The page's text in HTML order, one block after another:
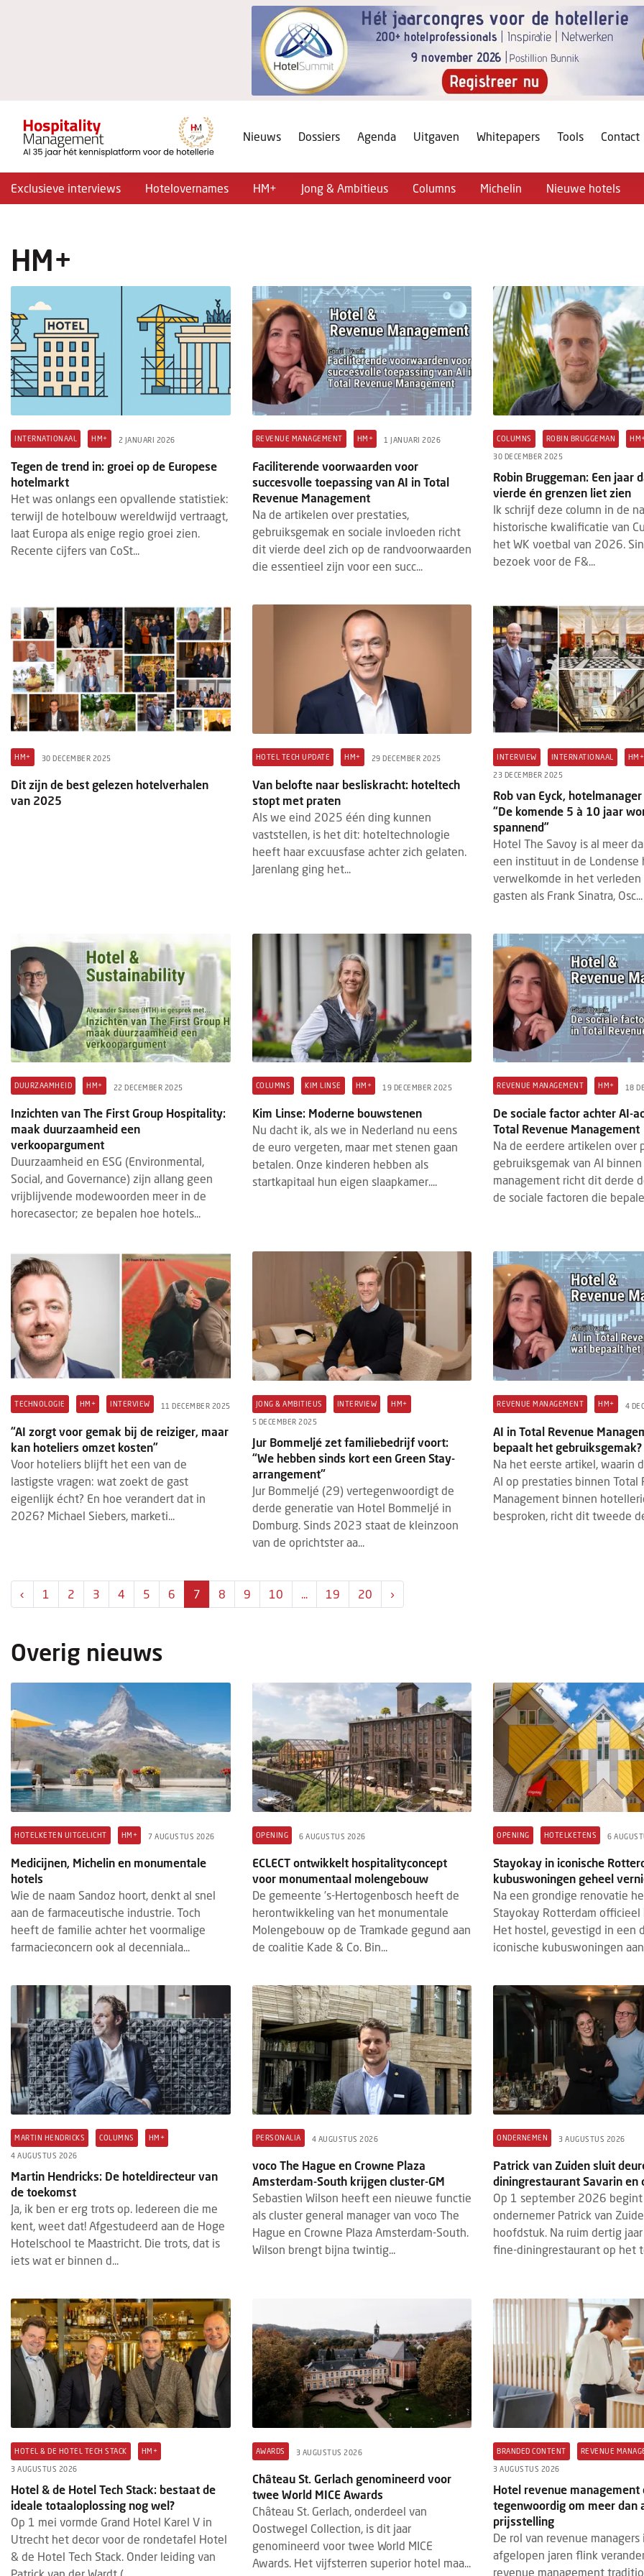
Nieuws Dossiers Agenda Uitgaven Whitepapers Tools Contact
Exclusieve interviews Hotelovernames HM+ Jong & Ambitieus Columns Michelin Nieuwe hotels
HM+
INTERNATIONAAL HM+ 2 JANUARI 2026
Tegen de trend in: groei op de Europese
hotelmarkt
Het was onlangs een opvallende statistiek:
terwijl de hotelbouw wereldwijd vertraagt,
laat Europa als enige regio groei zien.
Recente cijfers van CoSt...
REVENUE MANAGEMENT HM+ 1 JANUARI 2026
Faciliterende voorwaarden voor
succesvolle toepassing van AI in Total
Revenue Management
Na de artikelen over prestaties,
gebruiksgemak en sociale invloeden richt
dit vierde deel zich op de randvoorwaarden
die essentieel zijn voor een succ...
COLUMNS ROBIN BRUGGEMAN
30 DECEMBER 2025
Robin Bruggeman: Een jaar
vierde én grenzen liet zien
Ik schrijf deze column in de
historische kwalificatie van
het WK voetbal van 2026.
bezoek voor de F&...
HM+ 30 DECEMBER 2025
Dit zijn de best gelezen hotelverhalen
van 2025
HOTEL TECH UPDATE HM+ 29 DECEMBER 2025
Van belofte naar besliskracht: hoteltech
stopt met praten
Als we eind 2025 één ding kunnen
vaststellen, is het dit: hoteltechnologie
heeft haar excuusfase achter zich gelaten.
Jarenlang ging het...
INTERVIEW INTERNATIONAAL HM+
23 DECEMBER 2025
Rob van Eyck,
“De komende 5 à 10 jaar
spannend”
Hotel The Savoy is al meer
een instituut in de Londense
verwelkomde in het
gasten als Frank Sinatra, Osc...
DUURZAAMHEID HM+ 22 DECEMBER 2025
Inzichten van The First Group Hospitality:
maak duurzaamheid een
verkoopargument
Duurzaamheid en ESG (Environmental,
Social, and Governance) zijn allang geen
vrijblijvende modewoorden meer in de
horecasector; ze bepalen hoe hotels...
COLUMNS KIM LINSE HM+ 19 DECEMBER 2025
Kim Linse: Moderne bouwstenen
Nu dacht ik, als we in Nederland nu eens
de euro vergeten, maar met stenen gaan
betalen. Onze kinderen hebben als
startkapitaal hun eigen slaapkamer....
REVENUE MANAGEMENT HM+ 18
De sociale factor achter AI-
Total Revenue Management
Na de eerdere artikelen over
gebruiksgemak van AI
management richt dit derde
de sociale factoren die
TECHNOLOGIE HM+ INTERVIEW 11 DECEMBER 2025
“AI zorgt voor gemak bij de reiziger, maar
kan hoteliers omzet kosten”
Voor hoteliers blijft het een van de
lastigste vragen: wat zoekt de gast
eigenlijk écht? En hoe verandert dat in
2026? Michael Siebers, marketi...
JONG & AMBITIEUS INTERVIEW HM+
5 DECEMBER 2025
Jur Bommeljé zet familiebedrijf voort:
“We hebben sinds kort een Green Stay-
arrangement"
Jur Bommeljé (29) vertegenwoordigt de
derde generatie van Hotel Bommeljé in
Domburg. Sinds 2023 staat de kleinzoon
van de oprichtster aa...
REVENUE MANAGEMENT HM+ 4
AI in Total Revenue
bepaalt het gebruiksgemak?
Na het eerste artikel, waarin
AI op prestaties binnen Total
Management binnen
besproken, richt dit tweede
‹ 1 2 3 4 5 6 7 8 9 10 ... 19 20 ›
Overig nieuws
HOTELKETEN UITGELICHT HM+ 7 AUGUSTUS 2026
Medicijnen, Michelin en monumentale
hotels
Wie de naam Sandoz hoort, denkt al snel
aan de farmaceutische industrie. Toch
heeft de familie achter het voormalige
farmacieconcern ook al decenniala...
OPENING 6 AUGUSTUS 2026
ECLECT ontwikkelt hospitalityconcept
voor monumentaal molengebouw
De gemeente ’s-Hertogenbosch heeft de
herontwikkeling van het monumentale
Molengebouw op de Tramkade gegund aan
de coalitie Kade & Co. Bin...
OPENING HOTELKETENS 6
Stayokay in iconische
kubuswoningen geheel
Na een grondige renovatie
Stayokay Rotterdam officieel
Het hostel, gevestigd in een
iconische kubuswoningen aan
MARTIN HENDRICKS COLUMNS HM+
4 AUGUSTUS 2026
Martin Hendricks: De hoteldirecteur van
de toekomst
Ja, ik ben er erg trots op. Iedereen die me
kent, weet dat! Afgestudeerd aan de Hoge
Hotelschool te Maastricht. Die trots, dat is
iets wat er binnen d...
PERSONALIA 4 AUGUSTUS 2026
voco The Hague en Crowne Plaza
Amsterdam-South krijgen cluster-GM
Sebastien Wilson heeft een nieuwe functie
als cluster general manager van voco The
Hague en Crowne Plaza Amsterdam-South.
Wilson brengt bijna twintig...
ONDERNEMEN 3 AUGUSTUS 2026
Patrick van Zuiden sluit
diningrestaurant Savarin en
Op 1 september 2026
ondernemer Patrick van
hoofdstuk. Na ruim dertig
fine-diningrestaurant op het
HOTEL & DE HOTEL TECH STACK HM+
3 AUGUSTUS 2026
Hotel & de Hotel Tech Stack: bestaat de
ideale totaaloplossing nog wel?
Op 1 mei vormde Grand Hotel Karel V in
Utrecht het decor voor de rondetafel Hotel
& de Hotel Tech Stack. Onder leiding van
Patrick van der Wardt (...
AWARDS 3 AUGUSTUS 2026
Château St. Gerlach genomineerd voor
twee World MICE Awards
Château St. Gerlach, onderdeel van
Oostwegel Collection, is dit jaar
genomineerd voor twee World MICE
Awards. Het vijfsterren superior hotel maa...
BRANDED CONTENT REVENUE
3 AUGUSTUS 2026
Hotel revenue management
tegenwoordig om meer dan
prijsstelling
De rol van revenue managers
afgelopen jaren flink
revenue management
OPENING HOTELKETENS
Stayokay in iconische Rotterdamse
kubuswoningen geheel vernieuwd
Na een grondige renovatie heropent
Stayokay Rotterdam officieel haar deuren.
Het hostel, gevestigd in een deel van de
iconische kubuswoningen aan de O...
Hotel & de Hotel Tech Stack: bestaat de
ideale totaaloplossing nog wel?
Op 1 mei vormde Grand Hotel Karel V in
Utrecht het decor voor de rondetafel Hotel
& de Hotel Tech Stack. Onder leiding van
Patrick van der Wardt (...
Hotel revenue
tegenwoordig om meer
prijsstelling
De rol van revenue
afgelopen jaren flink
revenue management
gericht was op het